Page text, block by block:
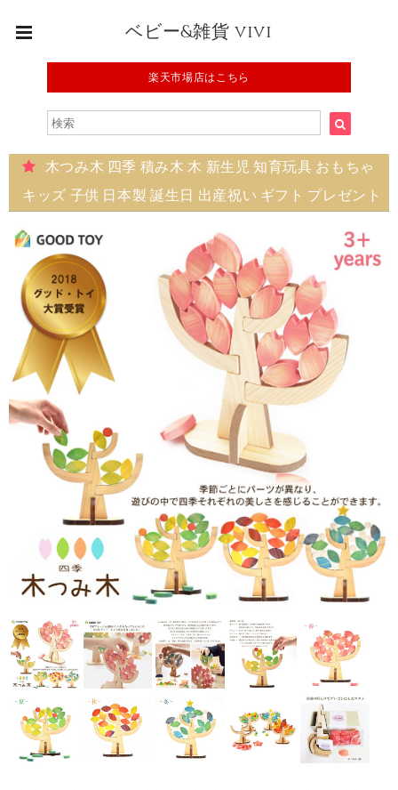
ベビー&雑貨 vivi
楽天市場店はこちら
木つみ木 四季 積み木 木 新生児 知育玩具 おもちゃ
キッズ 子供 日本製 誕生日 出産祝い ギフト プレゼント